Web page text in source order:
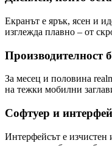
Екранът е ярък, ясен и
изглежда плавно – от
Производителност
За месец и половина
на тежки мобилни
Софтуер и
Интерфейсът е изчистен